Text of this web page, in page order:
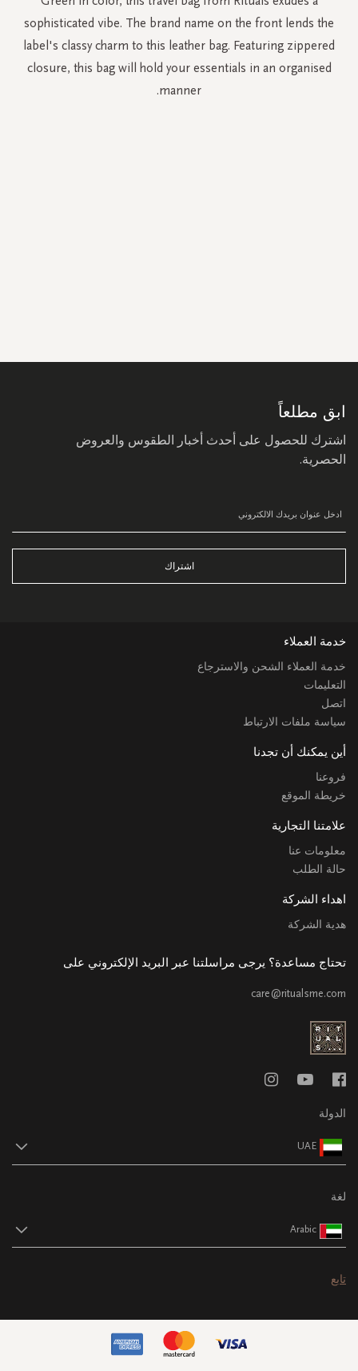
sophisticated vibe. The brand name on the front lends the
label's classy charm to this leather bag. Featuring zippered
closure, this bag will hold your essentials in an organised
manner.
ابق مطلعاً
اشترك للحصول على أحدث أخبار الطقوس والعروض
الحصرية.
اشتراك
خدمة العملاء
خدمة العملاء الشحن والاسترجاع
التعليمات
اتصل
سياسة ملفات الارتباط
أين يمكنك أن تجدنا
فروعنا
خريطة الموقع
علامتنا التجارية
معلومات عنا
حالة الطلب
اهداء الشركة
هدية الشركة
تحتاج مساعدة؟ يرجى مراسلتنا عبر البريد الإلكتروني على
care@ritualsme.com
الدولة
UAE
لغة
Arabic
تابع